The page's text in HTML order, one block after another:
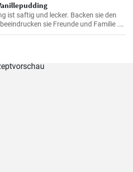
ist saftig und lecker. Backen sie den
sie Freunde und Familie .
Apfelernte.